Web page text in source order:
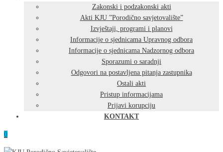
Zakonski i podzakonski akti
Akti KJU ”Porodično savjetovalište”
Izvještaji, programi i planovi
Informacije o sjednicama Upravnog odbora
Informacije o sjednicama Nadzornog odbora
Sporazumi o saradnji
Odgovori na postavljena pitanja zastupnika
Ostali akti
Pristup informacijama
Prijavi korupciju
KONTAKT
0